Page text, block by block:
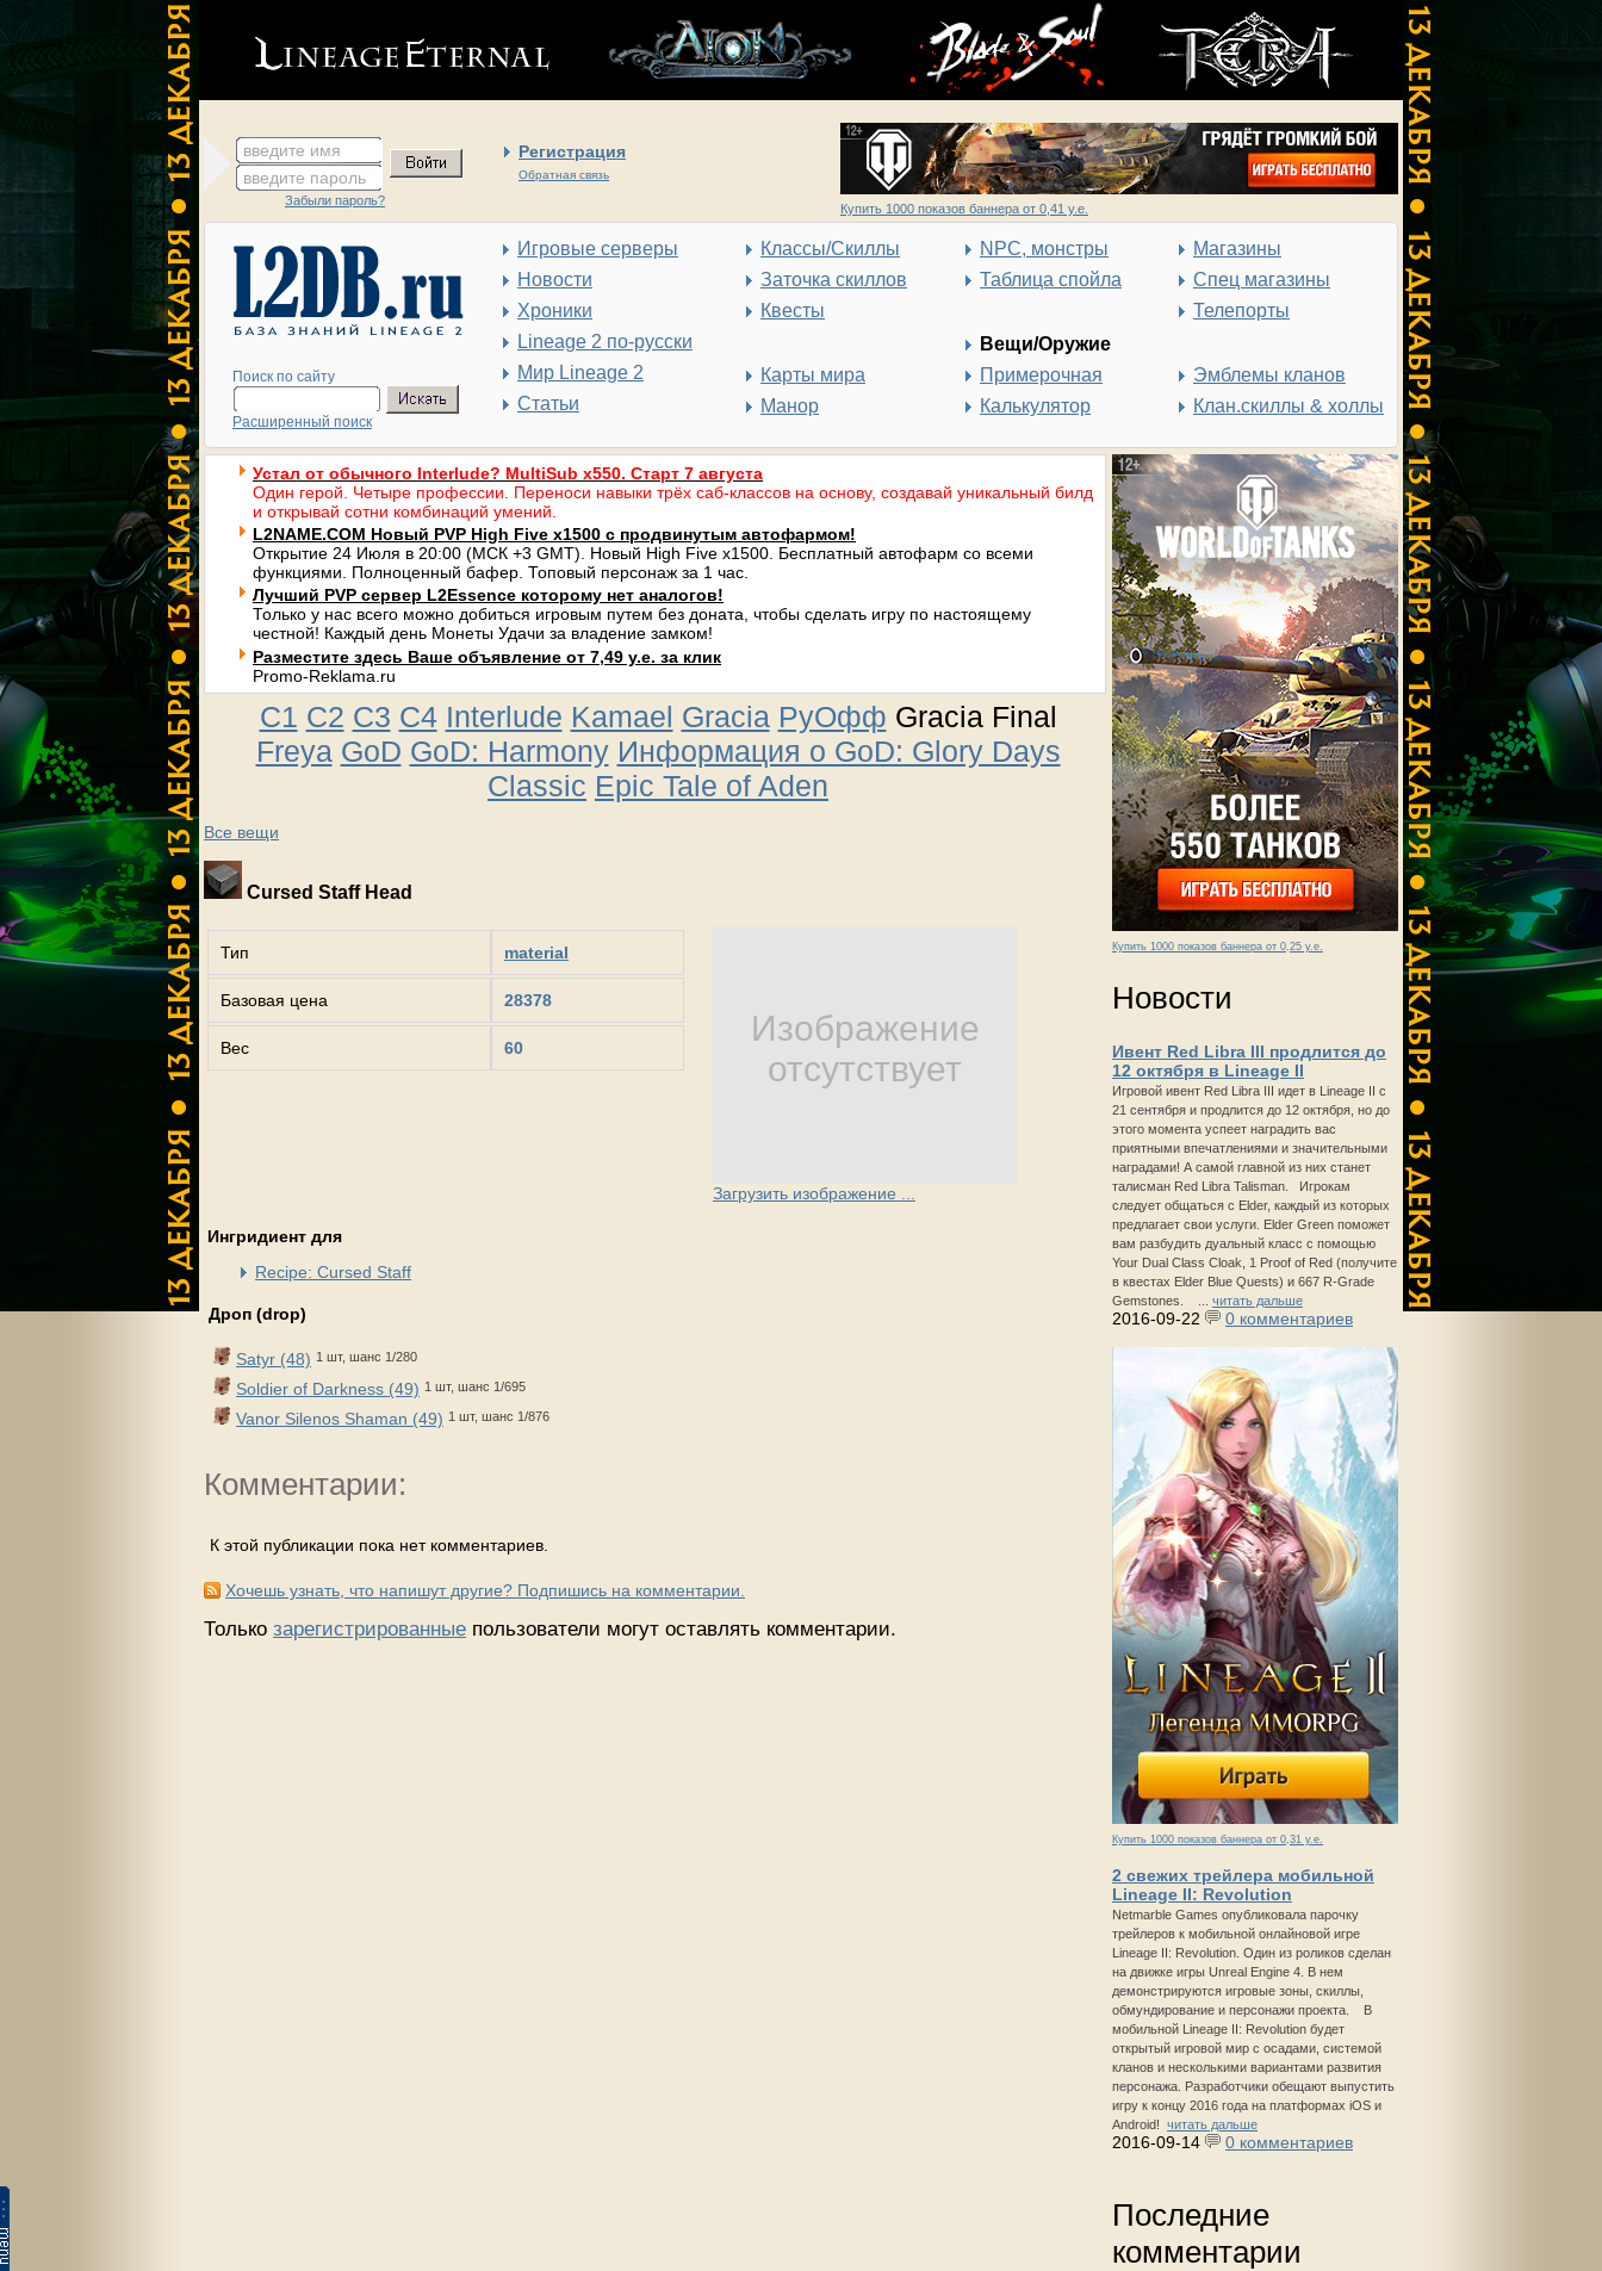
введите имя Регистрация
Обратная связь
введите пароль
Забыли пароль?
Купить 1000 показов баннера от 0,41 у.е.
Поиск по сайту
Расширенный поиск
Игровые серверы
Новости
Хроники
Lineage 2 по-русски
Мир Lineage 2
Статьи
Классы/Скиллы
Заточка скиллов
Квесты
Карты мира
Манор
NPC, монстры
Таблица спойла
Вещи/Оружие
Примерочная
Калькулятор
Магазины
Спец магазины
Телепорты
Эмблемы кланов
Клан.скиллы & холлы
Купить 1000 показов баннера от 0,25 у.е.
Новости
Ивент Red Libra III продлится до
12 октября в Lineage II
Игровой ивент Red Libra III идет в Lineage II с
21 сентября и продлится до 12 октября, но до
этого момента успеет наградить вас
приятными впечатлениями и значительными
наградами! А самой главной из них станет
талисман Red Libra Talisman. Игрокам
следует общаться с Elder, каждый из которых
предлагает свои услуги. Elder Green поможет
вам разбудить дуальный класс с помощью
Your Dual Class Cloak, 1 Proof of Red (получите
в квестах Elder Blue Quests) и 667 R-Grade
Gemstones. ... читать дальше
2016-09-22 0 комментариев
Купить 1000 показов баннера от 0,31 у.е.
2 свежих трейлера мобильной
Lineage II: Revolution
Netmarble Games опубликовала парочку
трейлеров к мобильной онлайновой игре
Lineage II: Revolution. Один из роликов сделан
на движке игры Unreal Engine 4. В нем
демонстрируются игровые зоны, скиллы,
обмундирование и персонажи проекта. В
мобильной Lineage II: Revolution будет
открытый игровой мир с осадами, системой
кланов и несколькими вариантами развития
персонажа. Разработчики обещают выпустить
игру к концу 2016 года на платформах iOS и
Android! читать дальше
2016-09-14 0 комментариев
Последние
комментарии
Устал от обычного Interlude? MultiSub x550. Старт 7 августа
Один герой. Четыре профессии. Переноси навыки трёх саб-классов на основу, создавай уникальный билд
и открывай сотни комбинаций умений.
L2NAME.COM Новый PVP High Five x1500 с продвинутым автофармом!
Открытие 24 Июля в 20:00 (МСК +3 GMT). Новый High Five x1500. Бесплатный автофарм со всеми
функциями. Полноценный бафер. Топовый персонаж за 1 час.
Лучший PVP сервер L2Essence которому нет аналогов!
Только у нас всего можно добиться игровым путем без доната, чтобы сделать игру по настоящему
честной! Каждый день Монеты Удачи за владение замком!
Разместите здесь Ваше объявление от 7,49 у.е. за клик
Promo-Reklama.ru
C1 C2 C3 C4 Interlude Kamael Gracia РуОфф Gracia Final
Freya GoD GoD: Harmony Информация о GoD: Glory Days
Classic Epic Tale of Aden
Все вещи
Cursed Staff Head
Тип material
Базовая цена 28378
Вес 60
Изображение
отсутствует
Загрузить изображение ...
Ингридиент для
Recipe: Cursed Staff
Дроп (drop)
Satyr (48) 1 шт, шанс 1/280
Soldier of Darkness (49) 1 шт, шанс 1/695
Vanor Silenos Shaman (49) 1 шт, шанс 1/876
Комментарии:
К этой публикации пока нет комментариев.
Хочешь узнать, что напишут другие? Подпишись на комментарии.
Только зарегистрированные пользователи могут оставлять комментарии.